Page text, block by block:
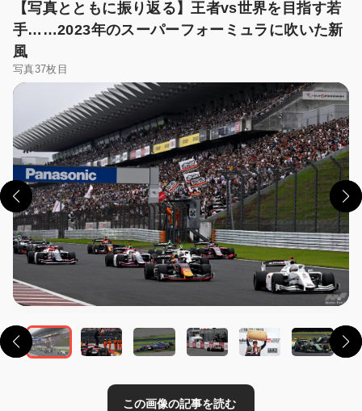
【写真とともに振り返る】王者vs世界を目指す若
手……2023年のスーパーフォーミュラに吹いた新
風
写真37枚目
この画像の記事を読む